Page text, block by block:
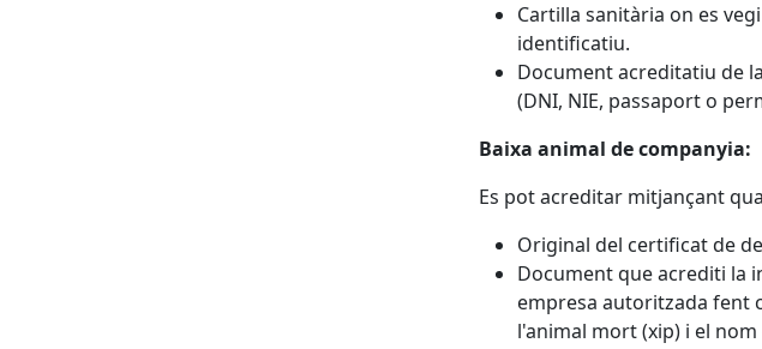
Cartilla sanitària on es
identificatiu.
Document acreditatiu de
(DNI, NIE, passaport o
Baixa animal de companyia:
Es pot acreditar mitjançant
Original del certificat de
Document que acrediti la
empresa autoritzada fent
l'animal mort (xip) i el